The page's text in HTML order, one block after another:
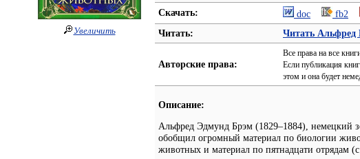
Увеличить
Скачать:
doc fb2
Читать:
Читать
Авторские права:
Все права на все
Если публикация
этом и она будет
Описание:
Альфред Эдмунд Брэм (1829–1884), немецкий
обобщил огромный материал по биологии
животных и материал по пятнадцати отрядам